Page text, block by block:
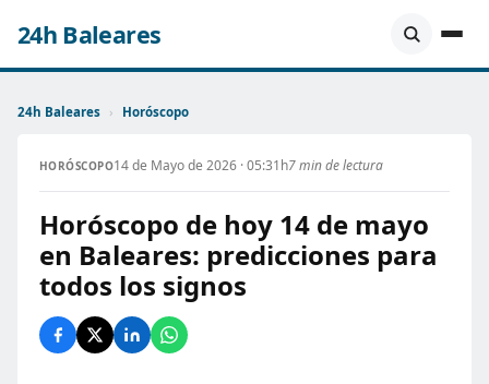
24h Baleares
24h Baleares › Horóscopo
HORÓSCOPO14 de Mayo de 2026 · 05:31h7 min de lectura
Horóscopo de hoy 14 de mayo
en Baleares: predicciones para
todos los signos